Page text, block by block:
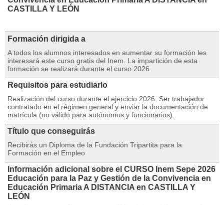
CASTILLA Y LEÓN
Formación dirigida a
A todos los alumnos interesados en aumentar su formación les
interesará este curso gratis del Inem. La impartición de esta
formación se realizará durante el curso 2026
Requisitos para estudiarlo
Realización del curso durante el ejercicio 2026. Ser trabajador
contratado en el régimen general y enviar la documentación de
matrícula (no válido para autónomos y funcionarios).
Título que conseguirás
Recibirás un Diploma de la Fundación Tripartita para la
Formación en el Empleo
Información adicional sobre el CURSO Inem Sepe 2026
Educación para la Paz y Gestión de la Convivencia en
Educación Primaria A DISTANCIA en CASTILLA Y
LEÓN